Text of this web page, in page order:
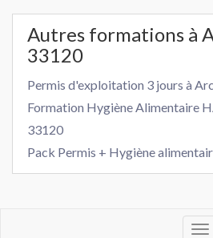
Autres formations à
33120
Permis d'exploitation 3 jours à
Formation Hygiène Alimentaire
33120
Pack Permis + Hygiène